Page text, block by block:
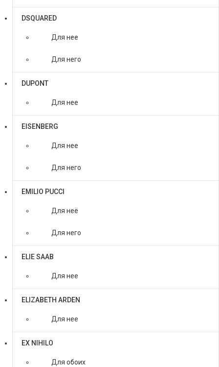
DSQUARED
Для нее
Для него
DUPONT
Для нее
EISENBERG
Для нее
Для него
EMILIO PUCCI
Для неё
Для него
ELIE SAAB
Для нее
ELIZABETH ARDEN
Для нее
EX NIHILO
Для обоих